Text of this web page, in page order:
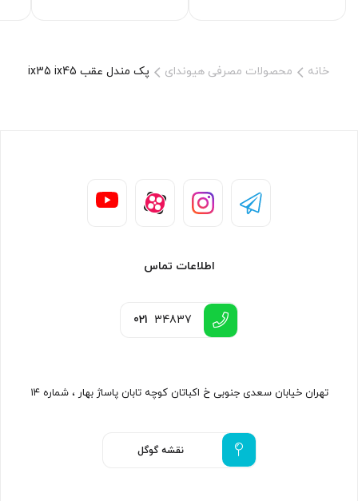
خانه محصولات مصرفی هیوندای پک مندل عقب ix35 ix45
اطلاعات تماس
021 34837
تهران خیابان سعدی جنوبی خ اکباتان کوچه تابان پاساژ بهار ، شماره ۱۴
نقشه گوگل